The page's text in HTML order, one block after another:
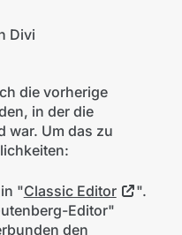
Divi
die vorherige
in der die
war. Um das zu
"Classic Editor
".
Editor"
den